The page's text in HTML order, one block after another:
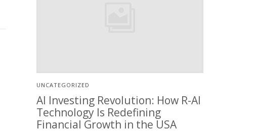
UNCATEGORIZED
AI Investing Revolution: How R-AI
Technology Is Redefining
Financial Growth in the USA